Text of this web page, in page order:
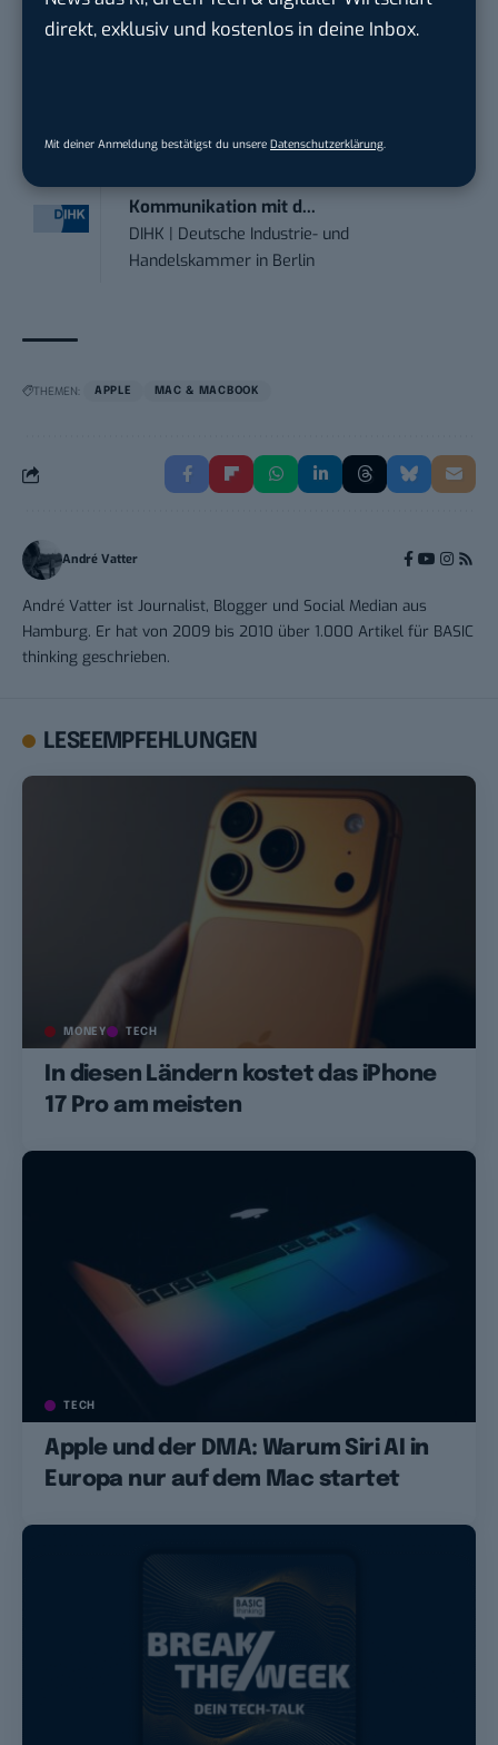
direkt, exklusiv und kostenlos in deine Inbox.
Mit deiner Anmeldung bestätigst du unsere Datenschutzerklärung
Karlsruhe
Kommunikation mit d...
DIHK | Deutsche Industrie- und
Handelskammer in Berlin
THEMEN: APPLE MAC & MACBOOK
André Vatter
André Vatter ist Journalist, Blogger und Social Median aus
Hamburg. Er hat von 2009 bis 2010 über 1.000 Artikel für BASIC
thinking geschrieben.
LESEEMPFEHLUNGEN
MONEY TECH
In diesen Ländern kostet das iPhone
17 Pro am meisten
TECH
Apple und der DMA: Warum Siri AI in
Europa nur auf dem Mac startet